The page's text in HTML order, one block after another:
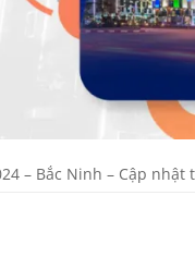
– Bắc Ninh – Cập nhật